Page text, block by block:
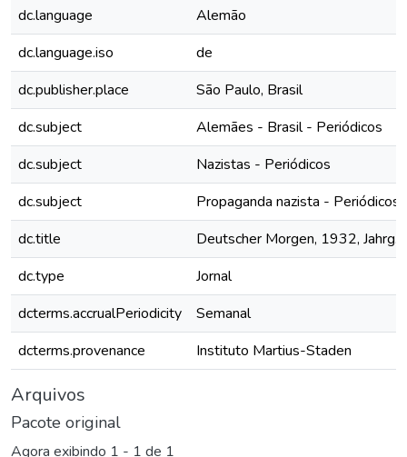
dc.language
Alemão
dc.language.iso
de
dc.publisher.place
São Paulo, Brasil
dc.subject
Alemães - Brasil - Periódicos
dc.subject
Nazistas - Periódicos
dc.subject
Propaganda nazista - Periódicos
dc.title
Deutscher Morgen, 1932, Jahrg.
dc.type
Jornal
dcterms.accrualPeriodicity
Semanal
dcterms.provenance
Instituto Martius-Staden
Arquivos
Pacote original
Agora exibindo 1 - 1 de 1